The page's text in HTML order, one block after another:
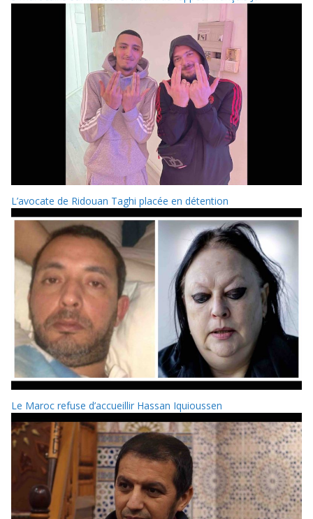
L’avocate de Ridouan Taghi placée en détention
Le Maroc refuse d’accueillir Hassan Iquioussen